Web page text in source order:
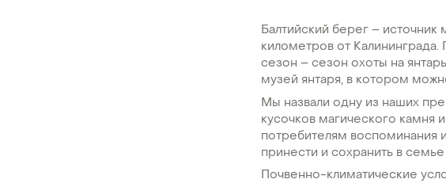
Балтийский берег –
километров от
сезон – сезон охоты на
музей янтаря, в котором
Мы назвали одну из наших
кусочков магического камня
потребителям воспоминания
принести и сохранить в
Почвенно-климатические